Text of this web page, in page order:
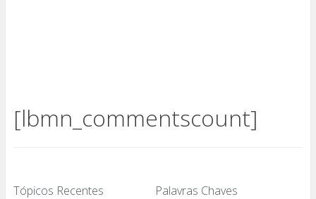
[lbmn_commentscount]
Tópicos Recentes Palavras Chaves